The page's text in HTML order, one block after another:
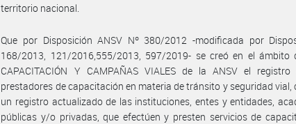
territorio nacional.
Que por Disposición ANSV Nº 380/2012 -modificada por
168/2013, 121/2016,555/2013, 597/2019- se creó en el ámbito
CAPACITACIÓN Y CAMPAÑAS VIALES de la ANSV el
prestadores de capacitación en materia de tránsito y seguridad vial,
un registro actualizado de las instituciones, entes y entidades,
públicas y/o privadas, que efectúen y presten servicios de